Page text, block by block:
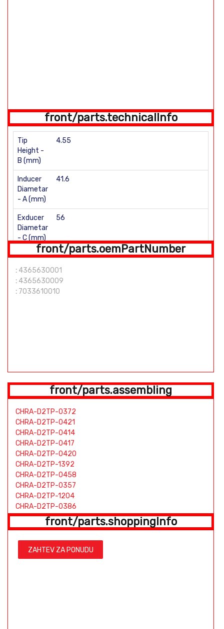
front/parts.technicalInfo
Tip
Height -
B (mm)
4.55
Inducer
Diametar
- A (mm)
41.6
Exducer
Diametar
- C (mm)
56
Total
Height -
D (mm)
E (mm)
front/parts.oemPartNumber
: 4365630001
: 4365630009
: 7033610010
front/parts.assembling
CHRA-D2TP-0372
CHRA-D2TP-0421
CHRA-D2TP-0414
CHRA-D2TP-0417
CHRA-D2TP-0420
CHRA-D2TP-1392
CHRA-D2TP-0458
CHRA-D2TP-0357
CHRA-D2TP-1204
CHRA-D2TP-0386
CHRA-D2TP-0403
CHRA-D2TP-0369front/parts.shoppingInfo
ZAHTEV ZA PONUDU